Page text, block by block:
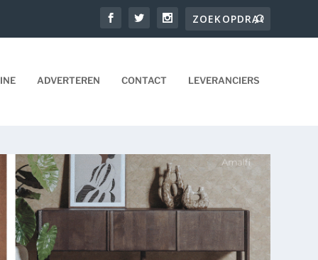
ADVERTEREN CONTACT LEVERANCIERS